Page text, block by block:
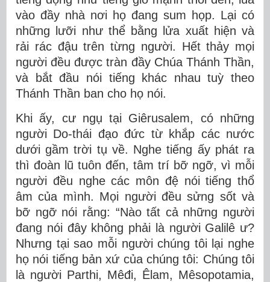
vào đầy nhà nơi họ đang sum họp. Lại có
những lưỡi như thể bằng lửa xuất hiện và
rải rác đậu trên từng người. Hết thảy mọi
người đều được tràn đầy Chúa Thánh Thần,
và bắt đầu nói tiếng khác nhau tuỳ theo
Thánh Thần ban cho họ nói.
Khi ấy, cư ngụ tại Giêrusalem, có những
người Do-thái đạo đức từ khắp các nước
dưới gầm trời tụ về. Nghe tiếng ấy phát ra
thì đoàn lũ tuôn đến, tâm trí bỡ ngỡ, vì mỗi
người đều nghe các môn đệ nói tiếng thổ
âm của mình. Mọi người đều sửng sốt và
bỡ ngỡ nói rằng: “Nào tất cả những người
đang nói đây không phải là người Galilê ư?
Nhưng tại sao mỗi người chúng tôi lại nghe
họ nói tiếng bản xứ của chúng tôi: Chúng tôi
là người Parthi, Mêđi, Êlam, Mêsopotamia,